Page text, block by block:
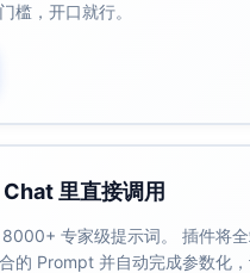
厌弃，难以信任自己的情感，容
负秘密无法面对到直面后果，用
弟）：23岁，患有间歇性精神
点带入揭露中。
）：冷酷无情的集团掌舵者，他
可挽回的困局。
）：黎薇安的好友，同时揭露
槛，开口就行。
里直接调用
专家级提示词。 插件将
的 Prompt 并自动完成参数化